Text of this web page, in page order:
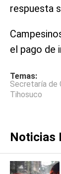
respuesta
el pago de
Temas:
Secretaría de
Tihosuco
Noticias